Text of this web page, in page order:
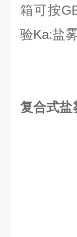
箱可按
验Ka:盐
复合式盐